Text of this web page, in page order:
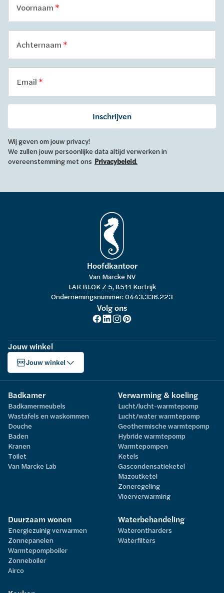
Voornaam
Achternaam
Email
Inschrijven
Wij geven om jouw privacy!
We zullen jouw persoonlijke data altijd verwerken in
overeenstemming met ons Privacybeleid.
Hoofdkantoor
Van Marcke NV
LAR BLOK Z 5, 8511 Kortrijk
Ondernemingsnummer: 0443.336.223
Volg ons
Jouw winkel
Jouw winkel
Badkamer
Badkamermeubels
Wastafels en waskommen
Douche
Baden
Kranen
Toilet
Van Marcke Lab
Verwarming & koeling
Lucht/lucht-warmtepomp
Lucht/water warmtepomp
Geothermische warmtepomp
Hybride warmtepomp
Warmtepompen
Ketels
Gascondensatieketel
Mazoutketel
Zoneregeling
Vloerverwarming
Duurzaam wonen
Energiezuinig verwarmen
Zonnepanelen
Warmtepompboiler
Zonneboiler
Airco
Waterbehandeling
Waterontharders
Waterfilters